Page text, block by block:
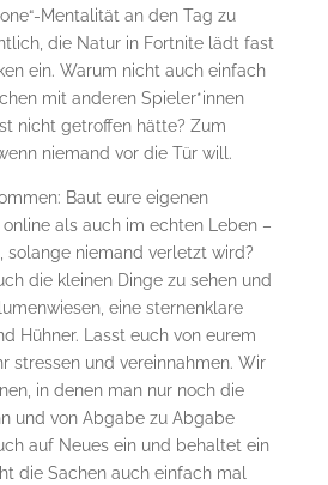
Mentalität an den Tag zu
die Natur in Fortnite lädt fast
ein. Warum nicht auch einfach
mit anderen Spieler*innen
nicht getroffen hätte? Zum
niemand vor die Tür will.
Baut eure eigenen
als auch im echten Leben –
solange niemand verletzt wird?
die kleinen Dinge zu sehen und
eine sternenklare
Hühner. Lasst euch von eurem
stressen und vereinnahmen. Wir
in denen man nur noch die
und von Abgabe zu Abgabe
auf Neues ein und behaltet ein
die Sachen auch einfach mal